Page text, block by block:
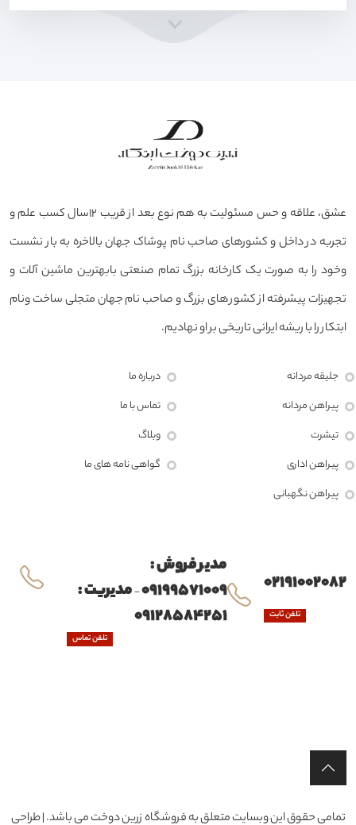
جلیقه مردانه
پیراهن مردانه
تیشرت
پیراهن اداری
پیراهن نگهبانی
درباره ما
تماس با ما
وبلاگ
گواهی نامه های ما
عشق، علاقه و حس مسئولیت به هم نوع بعد از قریب ۱۲سال کسب علم و
تجربه در داخل و کشورهای صاحب نام پوشاک جهان بالاخره به بار نشست
وخود را به صورت یک کارخانه بزرگ تمام صنعتی بابهترین ماشین آلات و
تجهیزات پیشرفته از کشور های بزرگ و صاحب نام جهان متجلی ساخت ونام
ابتکار را با ریشه ایرانی تاریخی بر او نهادیم.
02191002082
تلفن ثابت
مدیر فروش :
09199571009
-مدیریت :
09128584251
تلفن تماس
تمامی حقوق این وبسایت متعلق به فروشگاه زرین دوخت می باشد. | طراحی